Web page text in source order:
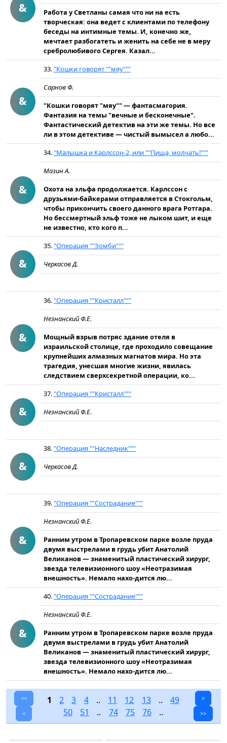
&
Работа у Светланы самая что ни на есть
творческая: она ведет с клиентами по телефону
беседы на интимные темы. И, конечно же,
мечтает разбогатеть и женить на себе не в меру
сребролюбивого Сергея. Казал...
&
33."Кошки говорят ""мяу"""
Сарнов Ф.
"Кошки говорят "мяу"" — фантасмагория.
Фантазия на темы "вечные и бесконечные".
Фантастический детектив на эти же темы. Но все
ли в этом детективе — чистый вымысел а любо...
&
34."Малышка и Карлссон-2, или ""Пища, молчать!"""
Мазин А.
Охота на эльфа продолжается. Карлссон с
друзьями-байкерами отправляется в Стокгольм,
чтобы прикончить своего данного врага Ротгара.
Но бессмертный эльф тоже не лыком шит, и еще
не известно, кто кого п...
&
35."Операция ""Зомби"""
Черкасов Д.
&
36."Операция ""Кристалл"""
Незнанский Ф.Е.
Мощный взрыв потряс здание отеля в
израильской столице, где проходило совещание
крупнейших алмазных магнатов мира. Но эта
трагедия, унесшая многие жизни, явилась
следствием сверхсекретной операции, ко...
&
37."Операция ""Кристалл"""
Незнанский Ф.Е.
&
38."Операция ""Наследник"""
Черкасов Д.
&
39."Операция ""Сострадание"""
Незнанский Ф.Е.
Ранним утром в Тропаревском парке возле пруда
двумя выстрелами в грудь убит Анатолий
Великанов — знаменитый пластический хирург,
звезда телевизионного шоу «Неотразимая
внешность». Немало нахо-дится лю...
&
40."Операция ""Сострадание"""
Незнанский Ф.Е.
Ранним утром в Тропаревском парке возле пруда
двумя выстрелами в грудь убит Анатолий
Великанов — знаменитый пластический хирург,
звезда телевизионного шоу «Неотразимая
внешность». Немало нахо-дится лю...
<<
<
1 2 3 4.. 11 12 13.. 49
50
51 .. 74 75 76..
>
>>